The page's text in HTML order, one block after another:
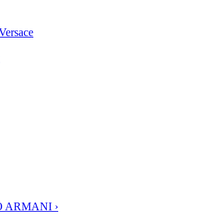
ARMANI ›